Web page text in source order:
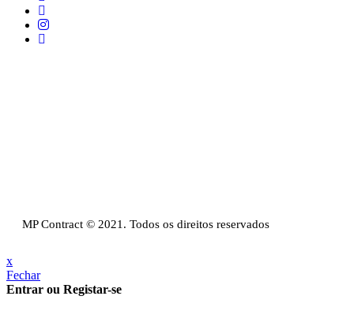
MP Contract © 2021. Todos os direitos reservados
x
Fechar
Entrar ou Registar-se